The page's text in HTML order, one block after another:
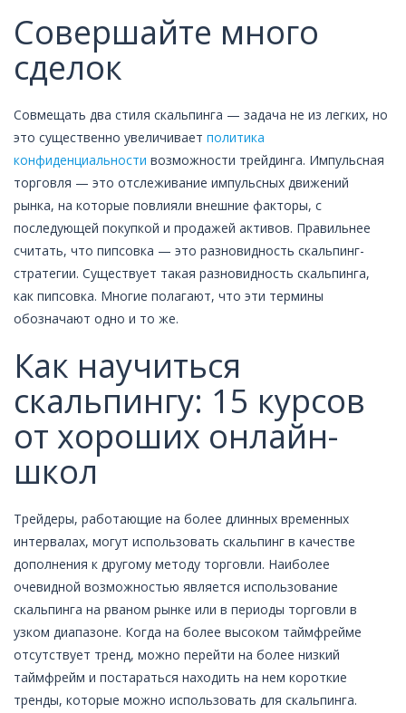
Совершайте много
сделок
Совмещать два стиля скальпинга — задача не из легких, но
это существенно увеличивает политика
конфиденциальности возможности трейдинга. Импульсная
торговля — это отслеживание импульсных движений
рынка, на которые повлияли внешние факторы, с
последующей покупкой и продажей активов. Правильнее
считать, что пипсовка — это разновидность скальпинг-
стратегии. Существует такая разновидность скальпинга,
как пипсовка. Многие полагают, что эти термины
обозначают одно и то же.
Как научиться
скальпингу: 15 курсов
от хороших онлайн-
школ
Трейдеры, работающие на более длинных временных
интервалах, могут использовать скальпинг в качестве
дополнения к другому методу торговли. Наиболее
очевидной возможностью является использование
скальпинга на рваном рынке или в периоды торговли в
узком диапазоне. Когда на более высоком таймфрейме
отсутствует тренд, можно перейти на более низкий
таймфрейм и постараться находить на нем короткие
тренды, которые можно использовать для скальпинга.